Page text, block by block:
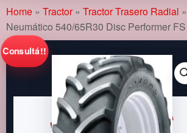
to
content
Home » Tractor » Tractor Trasero Radial »
Neumático 540/65R30 Disc Performer FS
Consultá!!